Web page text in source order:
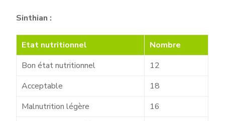
Sinthian :
Etat nutritionnel
Nombre
Bon état nutritionnel
12
Acceptable
18
Malnutrition légère
16